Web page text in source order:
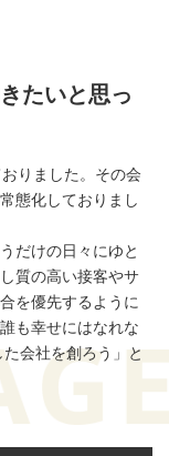
たいと思っ
りました。その会
態化しておりまし
だけの日々にゆと
質の高い接客やサ
を優先するように
も幸せにはなれな
会社を創ろう」と